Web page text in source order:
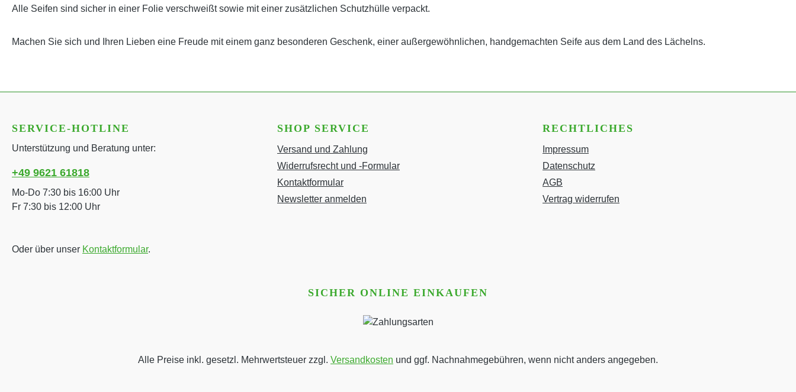
Alle Seifen sind sicher in einer Folie verschweißt sowie mit einer zusätzlichen Schutzhülle verpackt.
Machen Sie sich und Ihren Lieben eine Freude mit einem ganz besonderen Geschenk, einer außergewöhnlichen, handgemachten Seife aus dem Land des Lächelns.
SERVICE-HOTLINE
Unterstützung und Beratung unter:
+49 9621 61818
Mo-Do 7:30 bis 16:00 Uhr
Fr 7:30 bis 12:00 Uhr
Oder über unser Kontaktformular.
SHOP SERVICE
Versand und Zahlung
Widerrufsrecht und -Formular
Kontaktformular
Newsletter anmelden
RECHTLICHES
Impressum
Datenschutz
AGB
Vertrag widerrufen
SICHER ONLINE EINKAUFEN
Alle Preise inkl. gesetzl. Mehrwertsteuer zzgl. Versandkosten und ggf. Nachnahmegebühren, wenn nicht anders angegeben.